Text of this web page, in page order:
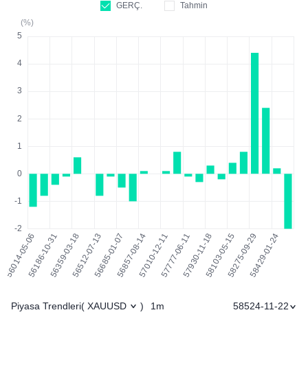
GERÇ.
Tahmin
(%)
Piyasa Trendleri( XAUUSD ) 1m 58524-11-22